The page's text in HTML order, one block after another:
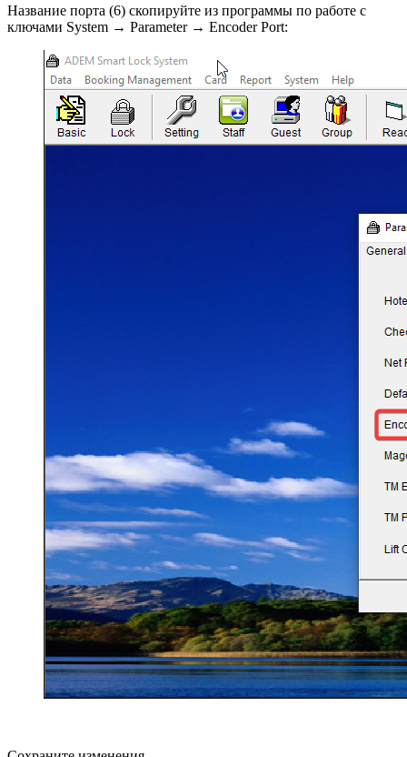
Название порта (6) скопируйте из программы по работе с
ключами System → Parameter → Encoder Port: